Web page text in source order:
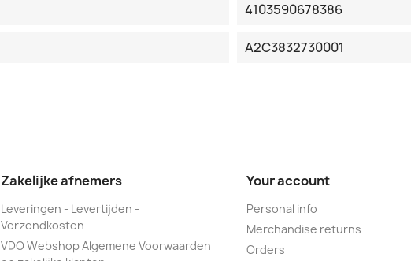
4103590678386
A2C3832730001
Zakelijke afnemers
Leveringen - Levertijden -
Verzendkosten
VDO Webshop Algemene Voorwaarden
Your account
Personal info
Merchandise returns
Orders